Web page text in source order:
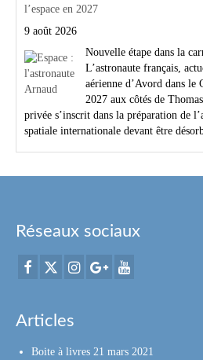
l’espace en 2027
9 août 2026
Nouvelle étape dans la
L’astronaute français,
aérienne d’Avord dans le
2027 aux côtés de
privée s’inscrit dans la préparation de
spatiale internationale devant être
Réseaux sociaux
Articles
Boite à livres 21 mars 2021